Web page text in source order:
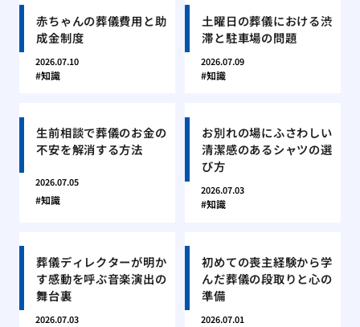
赤ちゃんの葬儀費用と助
成金制度
2026.07.10
知識
土曜日の葬儀における渋
滞と駐車場の問題
2026.07.09
知識
生前相談で葬儀のお金の
不安を解消する方法
2026.07.05
知識
お別れの場にふさわしい
清潔感のあるシャツの選
び方
2026.07.03
知識
葬儀ディレクターが明か
す感動を呼ぶ音楽演出の
舞台裏
2026.07.03
初めての喪主経験から学
んだ葬儀の段取りと心の
準備
2026.07.01